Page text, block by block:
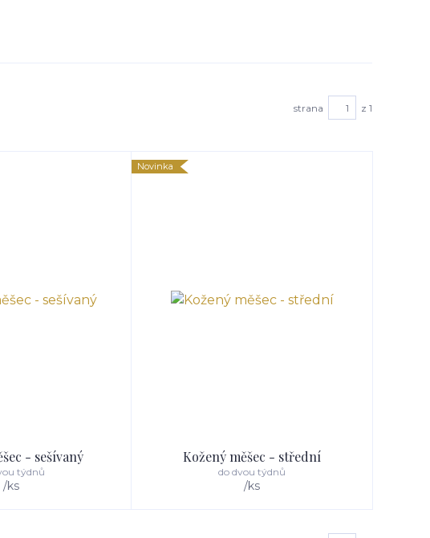
strana z 1
- sešívaný
/ks
týdnů
Novinka
Kožený měšec - střední
/ks
do dvou týdnů